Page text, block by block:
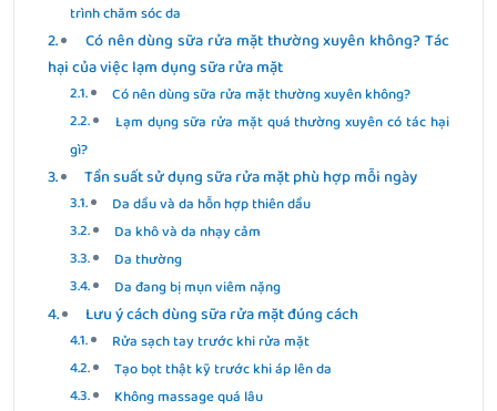
trình chăm sóc da
Có nên dùng sữa rửa mặt thường xuyên không? Tác
hại của việc lạm dụng sữa rửa mặt
Có nên dùng sữa rửa mặt thường xuyên không?
Lạm dụng sữa rửa mặt quá thường xuyên có tác hại
gì?
Tần suất sử dụng sữa rửa mặt phù hợp mỗi ngày
Da dầu và da hỗn hợp thiên dầu
Da khô và da nhạy cảm
Da thường
Da đang bị mụn viêm nặng
Lưu ý cách dùng sữa rửa mặt đúng cách
Rửa sạch tay trước khi rửa mặt
Tạo bọt thật kỹ trước khi áp lên da
Không massage quá lâu